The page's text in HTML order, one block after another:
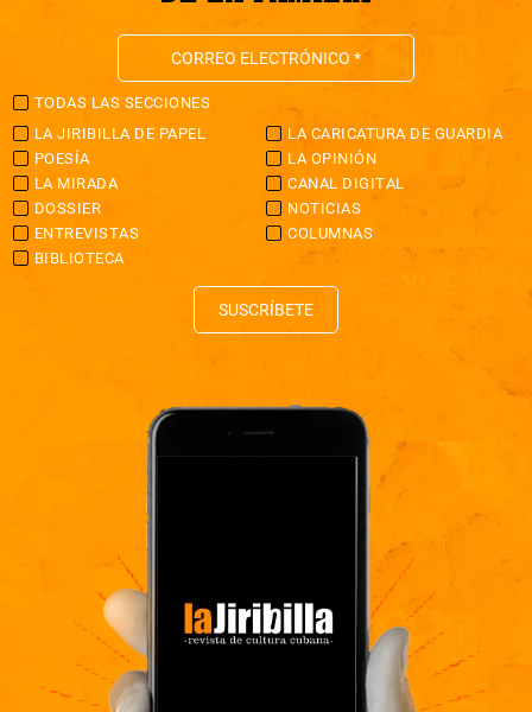
TODAS LAS SECCIONES
LA JIRIBILLA DE PAPEL
LA CARICATURA DE GUARDIA
POESÍA
LA OPINIÓN
LA MIRADA
CANAL DIGITAL
DOSSIER
NOTICIAS
ENTREVISTAS
COLUMNAS
BIBLIOTECA
SUSCRÍBETE